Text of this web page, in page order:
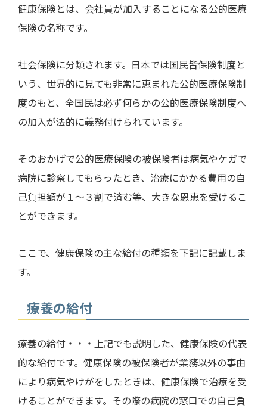
健康保険とは、会社員が加入することになる公的医療
保険の名称です。
社会保険に分類されます。日本では国民皆保険制度と
いう、世界的に見ても非常に恵まれた公的医療保険制
度のもと、全国民は必ず何らかの公的医療保険制度へ
の加入が法的に義務付けられています。
そのおかげで公的医療保険の被保険者は病気やケガで
病院に診察してもらったとき、治療にかかる費用の自
己負担額が１～３割で済む等、大きな恩恵を受けるこ
とができます。
ここで、健康保険の主な給付の種類を下記に記載しま
す。
療養の給付
療養の給付・・・上記でも説明した、健康保険の代表
的な給付です。健康保険の被保険者が業務以外の事由
により病気やけがをしたときは、健康保険で治療を受
けることができます。その際の病院の窓口での自己負